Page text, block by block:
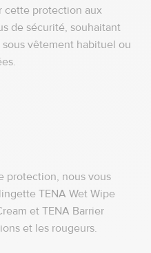
cette protection aux
de sécurité, souhaitant
vêtement habituel ou
protection, nous vous
TENA Wet Wipe
et TENA Barrier
et les rougeurs.